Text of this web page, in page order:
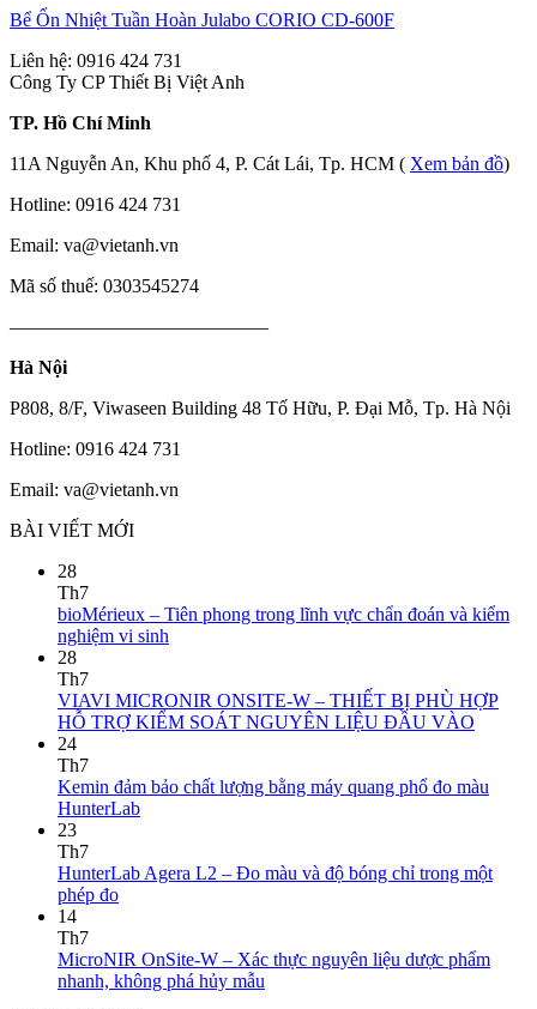
Bể Ổn Nhiệt Tuần Hoàn Julabo CORIO CD-600F
Liên hệ: 0916 424 731
Công Ty CP Thiết Bị Việt Anh
TP. Hồ Chí Minh
11A Nguyễn An, Khu phố 4, P. Cát Lái, Tp. HCM ( Xem bản đồ)
Hotline: 0916 424 731
Email: va@vietanh.vn
Mã số thuế: 0303545274
—————————————–
Hà Nội
P808, 8/F, Viwaseen Building 48 Tố Hữu, P. Đại Mỗ, Tp. Hà Nội
Hotline: 0916 424 731
Email: va@vietanh.vn
BÀI VIẾT MỚI
28
Th7
bioMérieux – Tiên phong trong lĩnh vực chẩn đoán và kiểm
nghiệm vi sinh
28
Th7
VIAVI MICRONIR ONSITE-W – THIẾT BỊ PHÙ HỢP
HỖ TRỢ KIỂM SOÁT NGUYÊN LIỆU ĐẦU VÀO
24
Th7
Kemin đảm bảo chất lượng bằng máy quang phổ đo màu
HunterLab
23
Th7
HunterLab Agera L2 – Đo màu và độ bóng chỉ trong một
phép đo
14
Th7
MicroNIR OnSite-W – Xác thực nguyên liệu dược phẩm
nhanh, không phá hủy mẫu